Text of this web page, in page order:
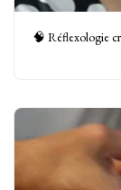
🧠 Réflexologie